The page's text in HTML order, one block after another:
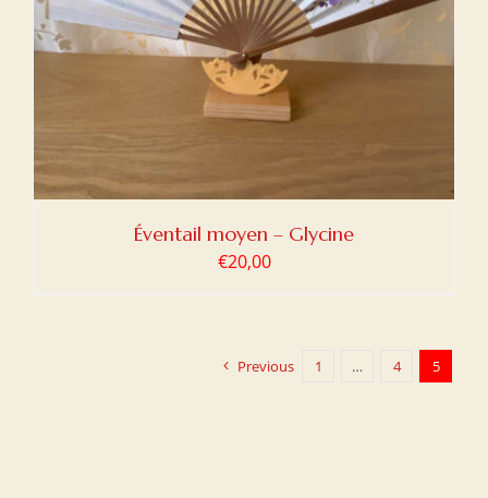
Éventail moyen – Glycine
€20,00
Previous 1 … 4 5